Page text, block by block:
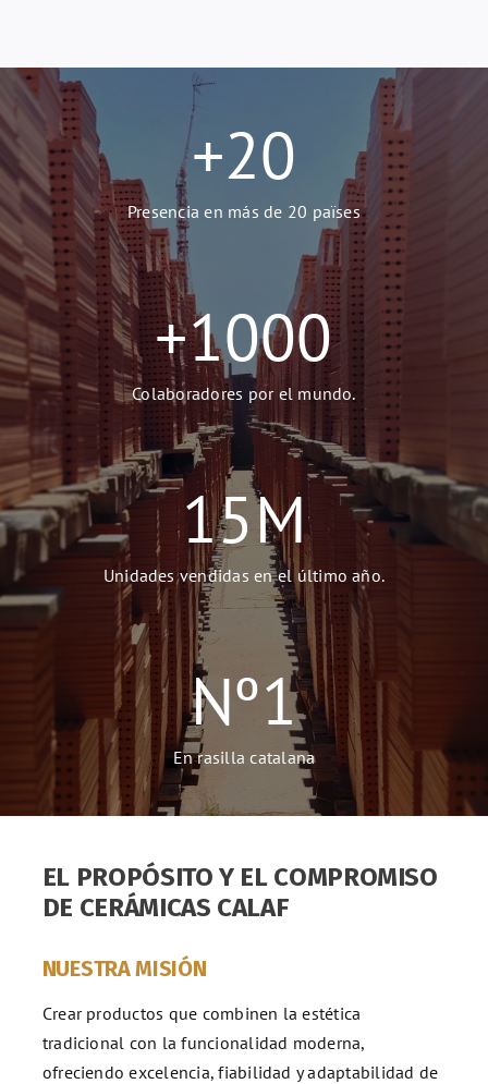
+20
Presencia en más de 20 païses
+1000
Colaboradores por el mundo.
15M
Unidades vendidas en el último año.
Nº1
En rasilla catalana
EL PROPÓSITO Y EL COMPROMISO
DE CERÁMICAS CALAF
NUESTRA MISIÓN
Crear productos que combinen la estética
tradicional con la funcionalidad moderna,
ofreciendo excelencia, fiabilidad y adaptabilidad de